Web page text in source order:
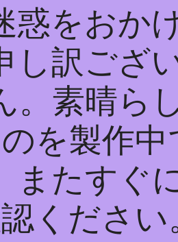
惑をおか
し訳ござ
。素晴ら
を製作中
またすぐ
ください